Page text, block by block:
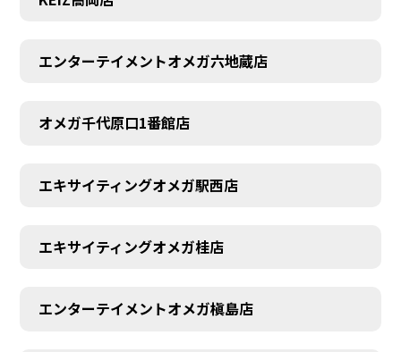
エンターテイメントオメガ六地蔵店
オメガ千代原口1番館店
エキサイティングオメガ駅西店
エキサイティングオメガ桂店
エンターテイメントオメガ槇島店